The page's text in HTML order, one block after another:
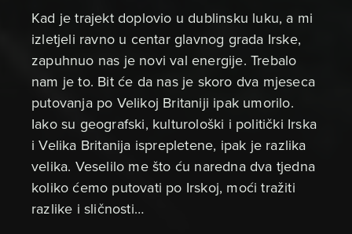
Kad je trajekt doplovio u dublinsku luku, a mi
izletjeli ravno u centar glavnog grada Irske,
zapuhnuo nas je novi val energije. Trebalo
nam je to. Bit će da nas je skoro dva mjeseca
putovanja po Velikoj Britaniji ipak umorilo.
Iako su geografski, kulturološki i politički Irska
i Velika Britanija isprepletene, ipak je razlika
velika. Veselilo me što ću naredna dva tjedna
koliko ćemo putovati po Irskoj, moći tražiti
razlike i sličnosti…